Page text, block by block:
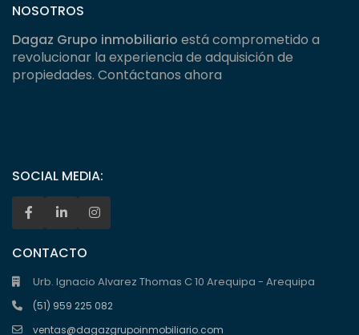
NOSOTROS
Dagaz Grupo inmobiliario está comprometido a
revolucionar la experiencia de adquisición de
propiedades. Contáctanos ahora
SOCIAL MEDIA:
CONTACTO
Urb. Ignacio Alvarez Thomas C 10 Arequipa - Arequipa
(51) 959 225 082
ventas@dagazgrupoinmobiliario.com